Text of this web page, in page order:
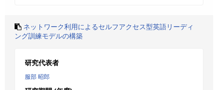
ネットワーク利用によるセルフアクセス型英語リーディ
ング訓練モデルの構築
研究代表者
服部 昭郎